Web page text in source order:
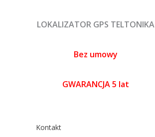
LOKALIZATOR GPS TELTONIKA
Bez umowy
GWARANCJA 5 lat
Kontakt